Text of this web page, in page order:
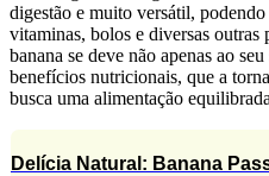
digestão e muito versátil,
vitaminas, bolos e diversas outras
banana se deve não apenas ao
benefícios nutricionais, que a
busca uma alimentação
Delícia Natural: Banana